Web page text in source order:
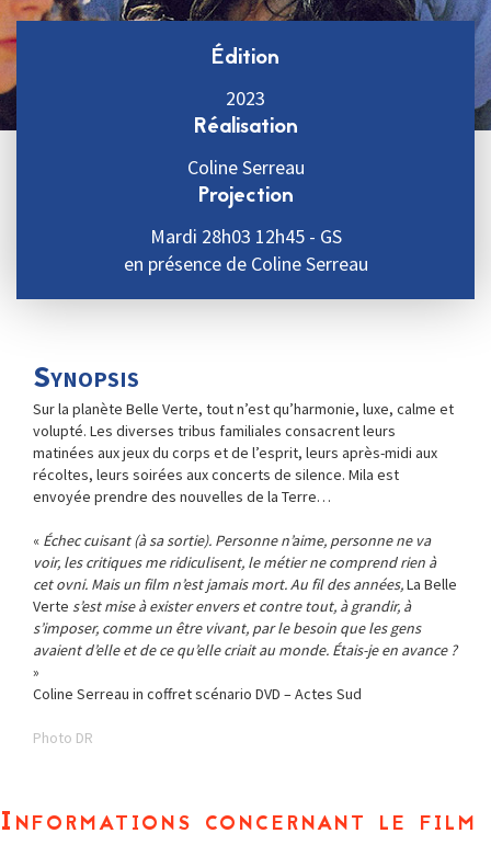
Édition
2023
Réalisation
Coline Serreau
Projection
Mardi 28h03 12h45 - GS
en présence de Coline Serreau
Synopsis
Sur la planète Belle Verte, tout n’est qu’harmonie, luxe, calme et
volupté. Les diverses tribus familiales consacrent leurs
matinées aux jeux du corps et de l’esprit, leurs après-midi aux
récoltes, leurs soirées aux concerts de silence. Mila est
envoyée prendre des nouvelles de la Terre…
« Échec cuisant (à sa sortie). Personne n’aime, personne ne va
voir, les critiques me ridiculisent, le métier ne comprend rien à
cet ovni. Mais un film n’est jamais mort. Au fil des années,La Belle
Verte s’est mise à exister envers et contre tout, à grandir, à
s’imposer, comme un être vivant, par le besoin que les gens
avaient d’elle et de ce qu’elle criait au monde. Étais-je en avance ?
»
Coline Serreau in coffret scénario DVD – Actes Sud
Photo DR
Informations concernant le film